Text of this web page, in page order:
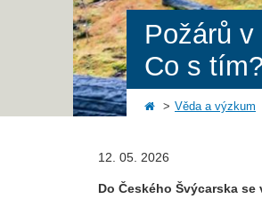
Požárů
Co s tím?
Věda a výzkum
12. 05. 2026
Do Českého Švýcarska